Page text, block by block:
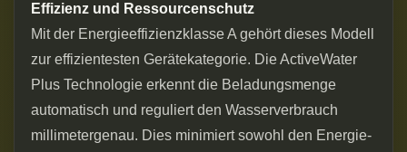
Effizienz und Ressourcenschutz
Mit der Energieeffizienzklasse A gehört dieses Modell
zur effizientesten Gerätekategorie. Die ActiveWater
Plus Technologie erkennt die Beladungsmenge
automatisch und reguliert den Wasserverbrauch
millimetergenau. Dies minimiert sowohl den Energie-